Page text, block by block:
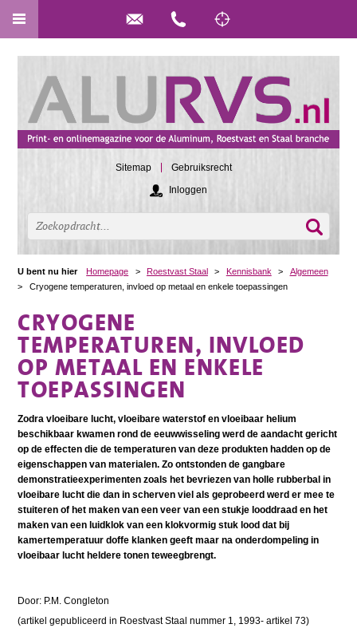
Sitemap
Gebruiksrecht
Inloggen
U bent nu hier Homepage > Roestvast Staal > Kennisbank >
Algemeen
>
Cryogene temperaturen, invloed op metaal en enkele toepassingen
CRYOGENE
TEMPERATUREN, INVLOED
OP METAAL EN ENKELE
TOEPASSINGEN
Zodra vloeibare lucht, vloeibare waterstof en vloeibaar helium
beschikbaar kwamen rond de eeuwwisseling werd de aandacht gericht
op de effecten die de temperaturen van deze produkten hadden op de
eigenschappen van materialen. Zo ontstonden de gangbare
demonstratieexperimenten zoals het bevriezen van holle rubberbal in
vloeibare lucht die dan in scherven viel als geprobeerd werd er mee te
stuiteren of het maken van een veer van een stukje looddraad en het
maken van een luidklok van een klokvormig stuk lood dat bij
kamertemperatuur doffe klanken geeft maar na onderdompeling in
vloeibaar lucht heldere tonen teweegbrengt.
Door: P.M. Congleton
(artikel gepubliceerd in Roestvast Staal nummer 1, 1993- artikel 73)